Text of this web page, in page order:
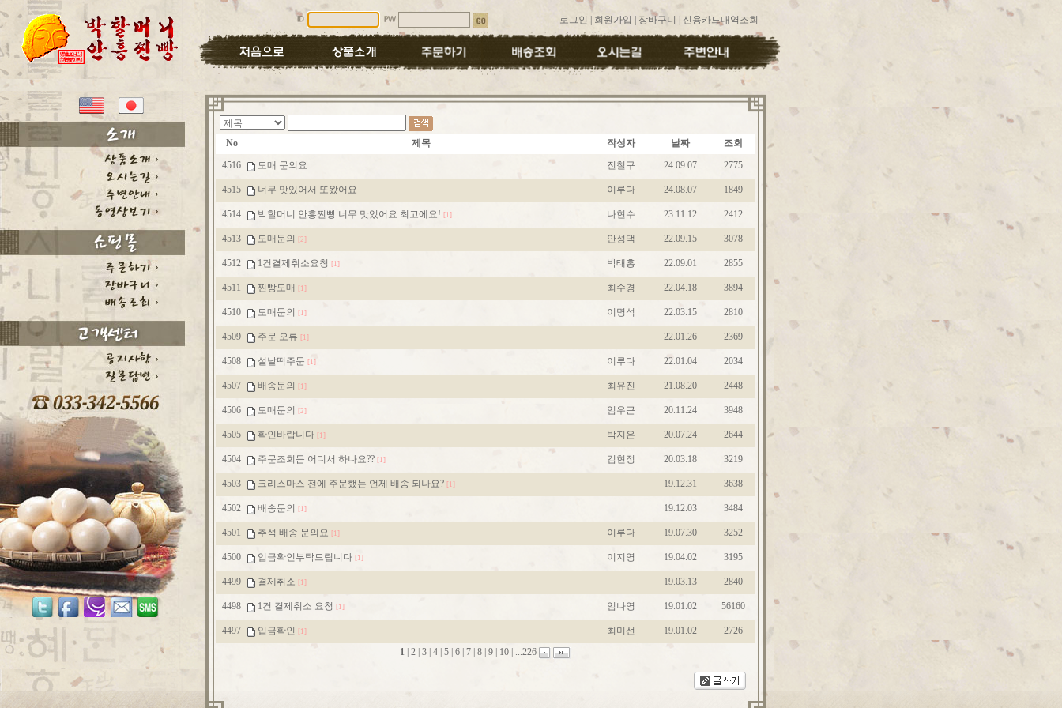
로그인 회원가입 장바구니 신용카드내역조회
No 제목 작성자 날짜
조회
4516
도매 문의요 진철구 24.09.07 2775
4515 너무 맛있어서 또왔어요 이루다 24.08.07 1849
4514 박할머니 안흥찐빵 너무 맛있어요 최고에요! [1] 나현수 23.11.12 2412
4513 도매문의 [2] 안성댁 22.09.15 3078
4512 1건결제취소요청 [1] 박태홍 22.09.01 2855
4511 찐빵도매 [1] 최수경 22.04.18 3894
4510 도매문의 [1] 이명석 22.03.15 2810
4509 주문 오류 [1] 22.01.26 2369
4508 설날떡주문 [1] 이루다 22.01.04 2034
4507 배송문의 [1] 최유진 21.08.20 2448
4506 도매문의 [2] 임우근 20.11.24 3948
4505 확인바랍니다 [1] 박지은 20.07.24 2644
4504 주문조회믐 어디서 하나요?? [1] 김현정 20.03.18 3219
4503 크리스마스 전에 주문했는 언제 배송 되나요? [1] 19.12.31 3638
4502 배송문의 [1] 19.12.03 3484
4501 추석 배송 문의요 [1] 이루다 19.07.30 3252
4500 입금확인부탁드립니다 [1] 이지영 19.04.02 3195
4499 결제취소 [1] 19.03.13 2840
4498 1건 결제취소 요청 [1] 임나영 19.01.02 56160
4497 입금확인 [1] 최미선 19.01.02
2726
1 2 3 4 5 6 7 8 9 10 ...226